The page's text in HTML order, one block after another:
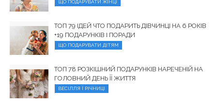
ЩО ПОДАРУВАТИ ЖІНЦІ
ТОП 79 ІДЕЙ ЧТО ПОДАРИТЬ ДІВЧИНЦІ НА 6 РОКІВ
+19 ПОДАРУНКІВ І ПОРАДИ
ЩО ПОДАРУВАТИ ДІТЯМ
ТОП 78 РОЗКІШНИЙ ПОДАРУНКІВ НАРЕЧЕНІЙ НА
ГОЛОВНИЙ ДЕНЬ ЇЇ ЖИТТЯ
ВЕСІЛЛЯ Ї РІЧНИЦІ